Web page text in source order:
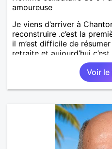
amoureuse
Je viens d’arriver à
reconstruire .c’est la
il m’est difficile de
retraite et aujourd’hui
!J’aimerais rencontrer
mêmes valeurs qui font de
Voir